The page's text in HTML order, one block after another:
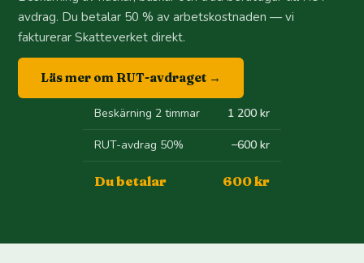
avdrag. Du betalar 50 % av arbetskostnaden — vi
fakturerar Skatteverket direkt.
Läs mer om RUT-avdraget →
Beskärning 2 timmar 1 200 kr
RUT-avdrag 50% −600 kr
Du betalar 600 kr